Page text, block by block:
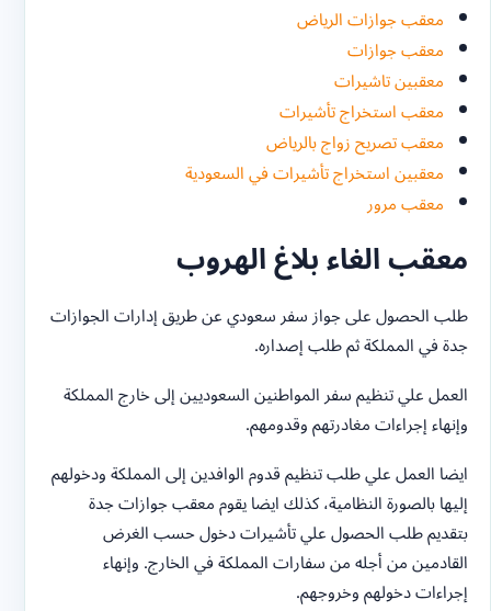
معقب جوازات الرياض
معقب جوازات
معقبين تاشيرات
معقب استخراج تأشيرات
معقب تصريح زواج بالرياض
معقبين استخراج تأشيرات في السعودية
معقب مرور
معقب الغاء بلاغ الهروب
طلب الحصول على جواز سفر سعودي عن طريق إدارات الجوازات
جدة في المملكة ثم طلب إصداره.
العمل علي تنظيم سفر المواطنين السعوديين إلى خارج المملكة
وإنهاء إجراءات مغادرتهم وقدومهم.
ايضا العمل علي طلب تنظيم قدوم الوافدين إلى المملكة ودخولهم
إليها بالصورة النظامية، كذلك ايضا يقوم معقب جوازات جدة
بتقديم طلب الحصول علي تأشيرات دخول حسب الغرض
القادمين من أجله من سفارات المملكة في الخارج. وإنهاء
إجراءات دخولهم وخروجهم.